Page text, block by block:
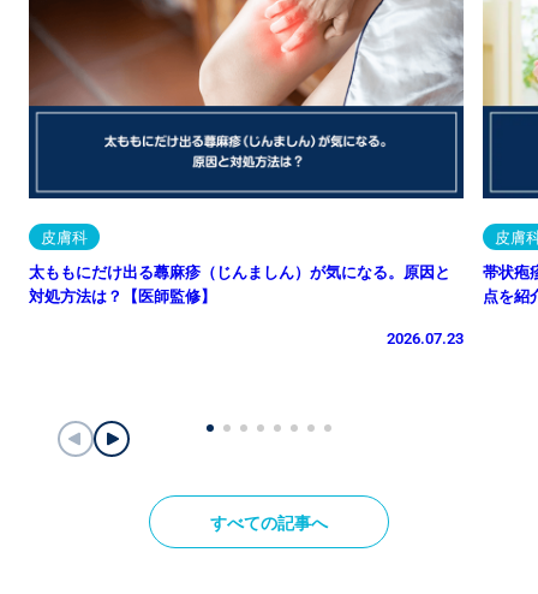
皮膚科
太ももにだけ出る蕁麻疹（じんましん）が気になる。原因と
対処方法は？【医師監修】
2026.07.23
皮膚
帯状疱
点を紹
すべての記事へ